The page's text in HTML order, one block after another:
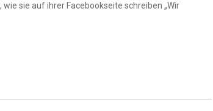
sie auf ihrer Facebookseite schreiben „Wir